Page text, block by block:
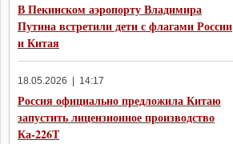
В Пекинском аэропорту Владимира
Путина встретили дети с флагами России
и Китая
18.05.2026 | 14:17
Россия официально предложила Китаю
запустить лицензионное производство
Ка-226Т